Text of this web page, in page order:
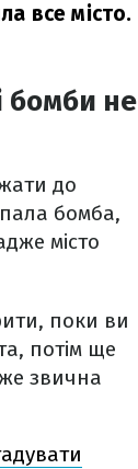
все місто.
бомби не
до
бомба,
місто
поки ви
потім ще
звична